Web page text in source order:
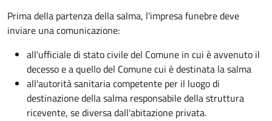
Prima della partenza della salma, l'impresa funebre deve
inviare una comunicazione:
all'ufficiale di stato civile del Comune in cui è avvenuto il
decesso e a quello del Comune cui è destinata la salma
all'autorità sanitaria competente per il luogo di
destinazione della salma responsabile della struttura
ricevente, se diversa dall'abitazione privata.